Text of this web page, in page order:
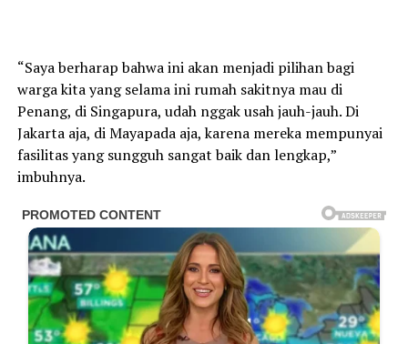
“Saya berharap bahwa ini akan menjadi pilihan bagi
warga kita yang selama ini rumah sakitnya mau di
Penang, di Singapura, udah nggak usah jauh-jauh. Di
Jakarta aja, di Mayapada aja, karena mereka mempunyai
fasilitas yang sungguh sangat baik dan lengkap,”
imbuhnya.